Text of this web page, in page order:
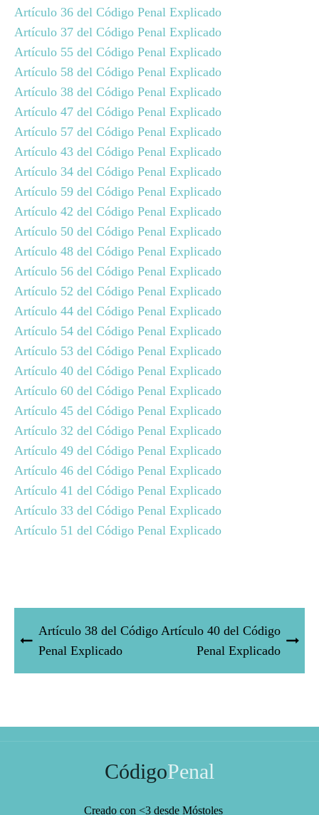
Artículo 36 del Código Penal Explicado
Artículo 37 del Código Penal Explicado
Artículo 55 del Código Penal Explicado
Artículo 58 del Código Penal Explicado
Artículo 38 del Código Penal Explicado
Artículo 47 del Código Penal Explicado
Artículo 57 del Código Penal Explicado
Artículo 43 del Código Penal Explicado
Artículo 34 del Código Penal Explicado
Artículo 59 del Código Penal Explicado
Artículo 42 del Código Penal Explicado
Artículo 50 del Código Penal Explicado
Artículo 48 del Código Penal Explicado
Artículo 56 del Código Penal Explicado
Artículo 52 del Código Penal Explicado
Artículo 44 del Código Penal Explicado
Artículo 54 del Código Penal Explicado
Artículo 53 del Código Penal Explicado
Artículo 40 del Código Penal Explicado
Artículo 60 del Código Penal Explicado
Artículo 45 del Código Penal Explicado
Artículo 32 del Código Penal Explicado
Artículo 49 del Código Penal Explicado
Artículo 46 del Código Penal Explicado
Artículo 41 del Código Penal Explicado
Artículo 33 del Código Penal Explicado
Artículo 51 del Código Penal Explicado
Artículo 38 del Código
Penal Explicado
Artículo 40 del Código
Penal Explicado
CódigoPenal
Creado con <3 desde Móstoles